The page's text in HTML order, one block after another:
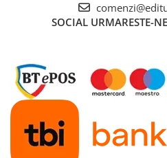
Carte Prescolara, Joc
Descopera si invata
Din ograda
Povesti pe roti
Primele notiuni
Carti de colorat
SOCIAL URMARESTE-